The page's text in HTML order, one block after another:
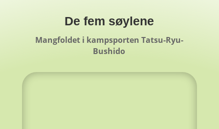
De fem søylene
Mangfoldet i kampsporten Tatsu-Ryu-
Bushido